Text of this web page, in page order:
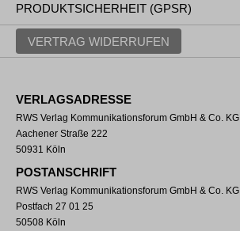
PRODUKTSICHERHEIT (GPSR)
VERTRAG WIDERRUFEN
VERLAGSADRESSE
RWS Verlag Kommunikationsforum GmbH & Co. KG
Aachener Straße 222
50931 Köln
POSTANSCHRIFT
RWS Verlag Kommunikationsforum GmbH & Co. KG
Postfach 27 01 25
50508 Köln